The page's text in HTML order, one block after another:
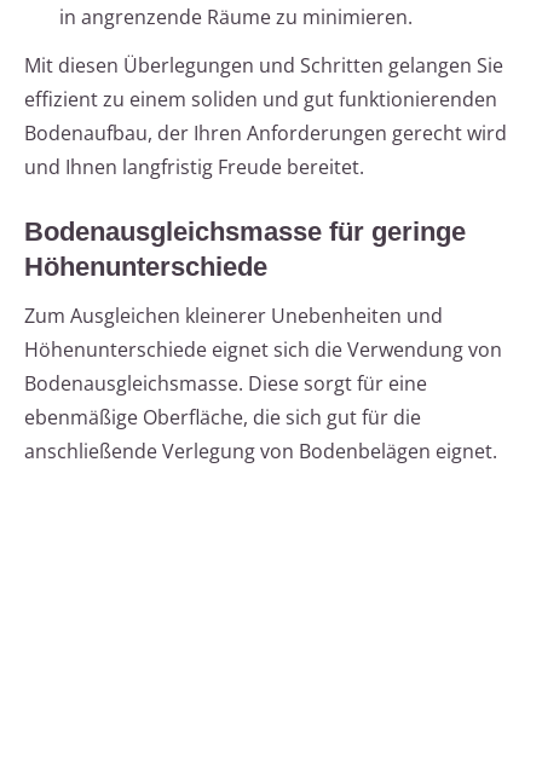
in angrenzende Räume zu minimieren.
Mit diesen Überlegungen und Schritten gelangen Sie
effizient zu einem soliden und gut funktionierenden
Bodenaufbau, der Ihren Anforderungen gerecht wird
und Ihnen langfristig Freude bereitet.
Bodenausgleichsmasse für geringe
Höhenunterschiede
Zum Ausgleichen kleinerer Unebenheiten und
Höhenunterschiede eignet sich die Verwendung von
Bodenausgleichsmasse. Diese sorgt für eine
ebenmäßige Oberfläche, die sich gut für die
anschließende Verlegung von Bodenbelägen eignet.